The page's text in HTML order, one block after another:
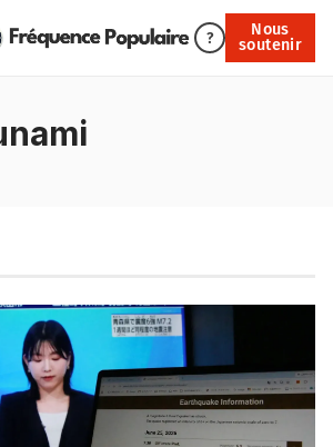
?
Nous
soutenir
Nous soutenir